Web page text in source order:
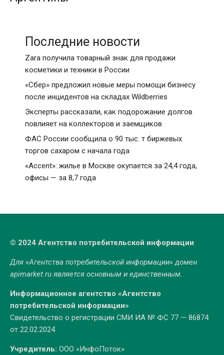
Последние новости
Zara получила товарный знак для продажи
косметики и техники в России
«Сбер» предложил новые меры помощи бизнесу
после инцидентов на складах Wildberries
Эксперты рассказали, как подорожание долгов
повлияет на коллекторов и заемщиков
ФАС России сообщила о 90 тыс. т биржевых
торгов сахаром с начала года
«Accent»: жилье в Москве окупается за 24,4 года,
офисы — за 8,7 года
© 2024 Агентство потребительской информации
Для «Агентства потребительской информации» домен
apimarket.ruявляется основным и единственным.
Информационное агентство «Агентство
потребительской информации»
Свидетельство о регистрации СМИ ИА № ФС 77 — 86874
от 22.02.2024
Учредитель: ООО «ИнфоПоток»